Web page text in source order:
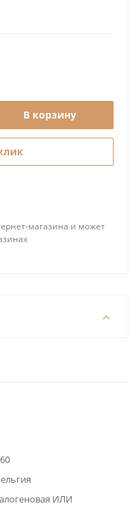
В корзину
магазина и может
ИЛИ